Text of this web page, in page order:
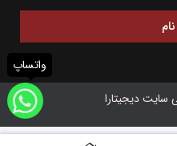
دیجیتارا
واتساپ